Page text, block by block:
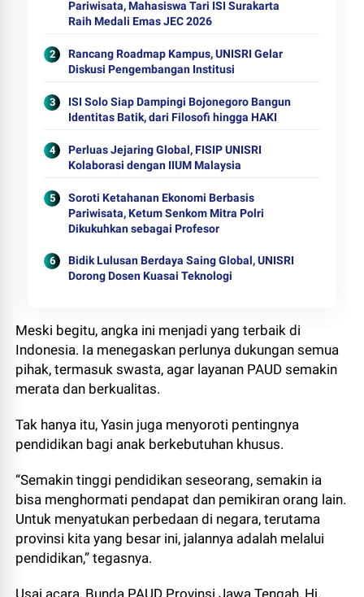
Pariwisata, Mahasiswa Tari ISI Surakarta
Raih Medali Emas JEC 2026
Rancang Roadmap Kampus, UNISRI Gelar
Diskusi Pengembangan Institusi
ISI Solo Siap Dampingi Bojonegoro Bangun
Identitas Batik, dari Filosofi hingga HAKI
Perluas Jejaring Global, FISIP UNISRI
Kolaborasi dengan IIUM Malaysia
Soroti Ketahanan Ekonomi Berbasis
Pariwisata, Ketum Senkom Mitra Polri
Dikukuhkan sebagai Profesor
Bidik Lulusan Berdaya Saing Global, UNISRI
Dorong Dosen Kuasai Teknologi
Meski begitu, angka ini menjadi yang terbaik di
Indonesia. Ia menegaskan perlunya dukungan semua
pihak, termasuk swasta, agar layanan PAUD semakin
merata dan berkualitas.
Tak hanya itu, Yasin juga menyoroti pentingnya
pendidikan bagi anak berkebutuhan khusus.
“Semakin tinggi pendidikan seseorang, semakin ia
bisa menghormati pendapat dan pemikiran orang lain.
Untuk menyatukan perbedaan di negara, terutama
provinsi kita yang besar ini, jalannya adalah melalui
pendidikan,” tegasnya.
Usai acara, Bunda PAUD Provinsi Jawa Tengah, Hj.